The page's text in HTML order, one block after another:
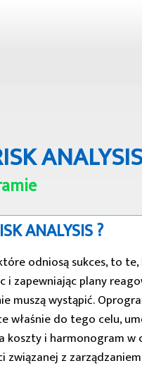
ANALYSIS
ANALYSIS ?
odniosą sukces, to
zapewniając plany
muszą wystąpić.
właśnie do tego celu,
i harmonogram w
związanej z